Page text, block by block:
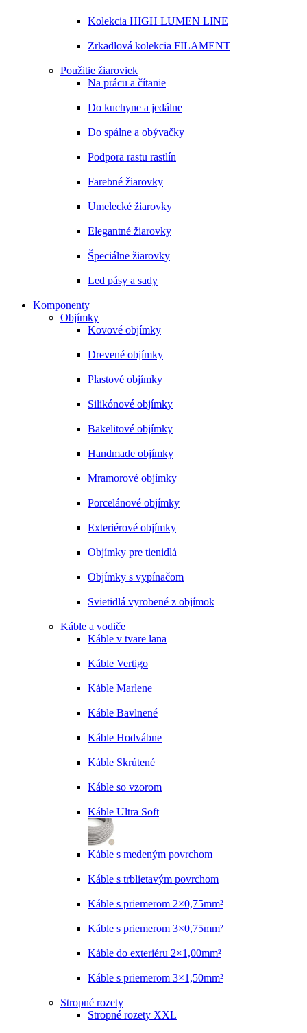
Kolekcia HIGH LUMEN LINE
Zrkadlová kolekcia FILAMENT
Použitie žiaroviek
Na prácu a čítanie
Do kuchyne a jedálne
Do spálne a obývačky
Podpora rastu rastlín
Farebné žiarovky
Umelecké žiarovky
Elegantné žiarovky
Špeciálne žiarovky
Led pásy a sady
Komponenty
Objímky
Kovové objímky
Drevené objímky
Plastové objímky
Silikónové objímky
Bakelitové objímky
Handmade objímky
Mramorové objímky
Porcelánové objímky
Exteriérové objímky
Objímky pre tienidlá
Objímky s vypínačom
Svietidlá vyrobené z objímok
Káble a vodiče
Káble v tvare lana
Káble Vertigo
Káble Marlene
Káble Bavlnené
Káble Hodvábne
Káble Skrútené
Káble so vzorom
Káble Ultra Soft
Káble s medeným povrchom
Káble s trblietavým povrchom
Káble s priemerom 2×0,75mm²
Káble s priemerom 3×0,75mm²
Káble do exteriéru 2×1,00mm²
Káble s priemerom 3×1,50mm²
Stropné rozety
Stropné rozety XXL